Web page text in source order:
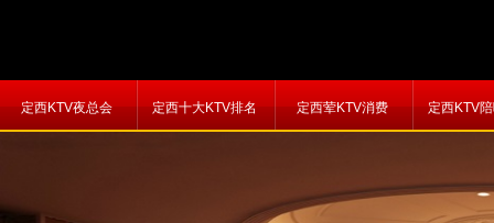
定西KTV夜总会 定西十大KTV排名 定西荤KTV消费 定西KTV